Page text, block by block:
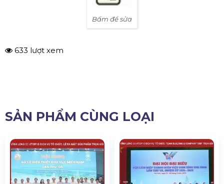
Bấm để sửa
633 lượt xem
SẢN PHẨM CÙNG LOẠI